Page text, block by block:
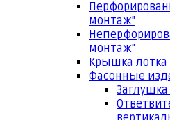
монтаж"
монтаж"
Крышка лотка
Фасонные
Заглушка